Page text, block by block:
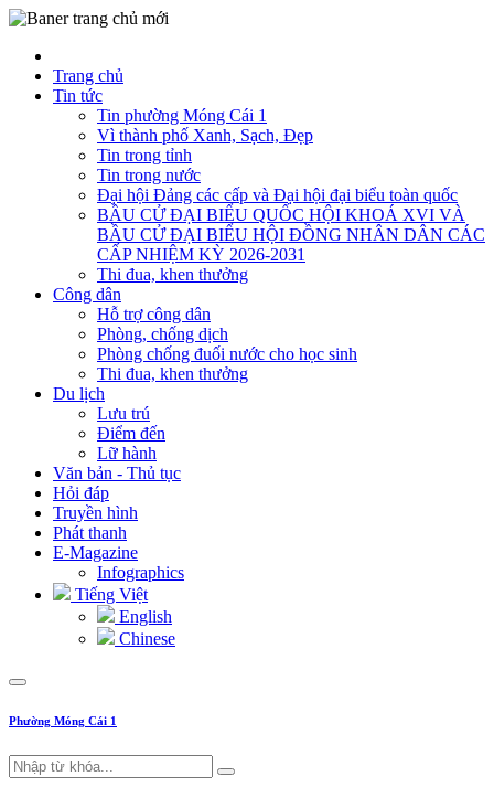
Trang chủ
Tin tức
Tin phường Móng Cái 1
Vì thành phố Xanh, Sạch, Đẹp
Tin trong tỉnh
Tin trong nước
Đại hội Đảng các cấp và Đại hội đại biểu toàn quốc
BẦU CỬ ĐẠI BIỂU QUỐC HỘI KHOÁ XVI VÀ
BẦU CỬ ĐẠI BIỂU HỘI ĐỒNG NHÂN DÂN CÁC
CẤP NHIỆM KỲ 2026-2031
Thi đua, khen thưởng
Công dân
Hỗ trợ công dân
Phòng, chống dịch
Phòng chống đuối nước cho học sinh
Thi đua, khen thưởng
Du lịch
Lưu trú
Điểm đến
Lữ hành
Văn bản - Thủ tục
Hỏi đáp
Truyền hình
Phát thanh
E-Magazine
Infographics
Tiếng Việt
English
Chinese
Phường Móng Cái 1